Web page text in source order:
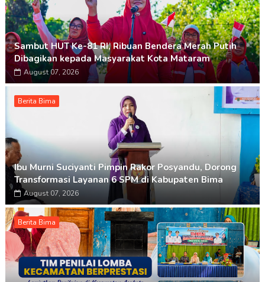
Sambut HUT Ke-81 RI, Ribuan Bendera Merah Putih
Dibagikan kepada Masyarakat Kota Mataram
August 07, 2026
Berita Bima
Ibu Murni Suciyanti Pimpin Rakor Posyandu, Dorong
Transformasi Layanan 6 SPM di Kabupaten Bima
August 07, 2026
Berita Bima